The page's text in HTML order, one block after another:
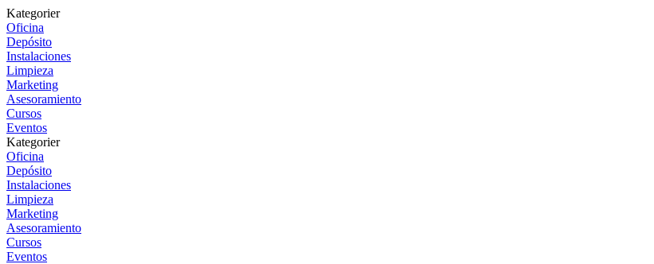
Kategorier
Oficina
Depósito
Instalaciones
Limpieza
Marketing
Asesoramiento
Cursos
Eventos
Kategorier
Oficina
Depósito
Instalaciones
Limpieza
Marketing
Asesoramiento
Cursos
Eventos